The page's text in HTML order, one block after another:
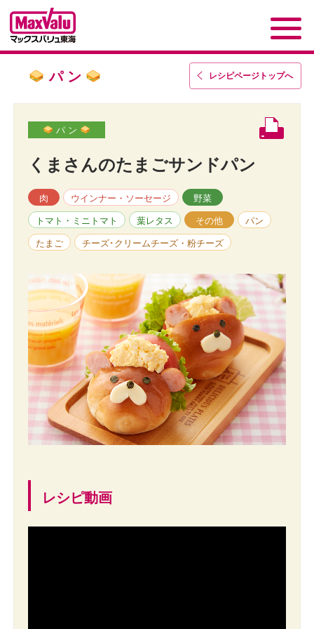
レシピページトップへ
パ ン
パ ン
くまさんのたまごサンドパン
肉 ウインナー・ソーセージ 野菜
トマト・ミニトマト 葉レタス その他 パン
たまご チーズ･クリームチーズ・粉チーズ
レシピ動画